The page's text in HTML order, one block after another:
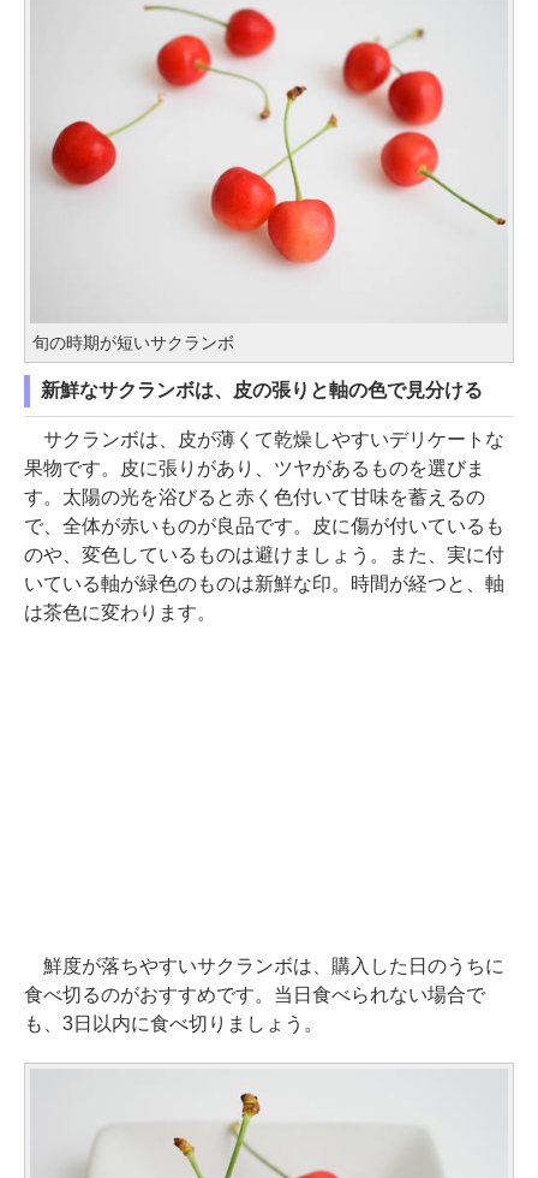
旬の時期が短いサクランボ
新鮮なサクランボは、皮の張りと軸の色で見分ける
サクランボは、皮が薄くて乾燥しやすいデリケートな
果物です。皮に張りがあり、ツヤがあるものを選びま
す。太陽の光を浴びると赤く色付いて甘味を蓄えるの
で、全体が赤いものが良品です。皮に傷が付いているも
のや、変色しているものは避けましょう。また、実に付
いている軸が緑色のものは新鮮な印。時間が経つと、軸
は茶色に変わります。
鮮度が落ちやすいサクランボは、購入した日のうちに
食べ切るのがおすすめです。当日食べられない場合で
も、3日以内に食べ切りましょう。